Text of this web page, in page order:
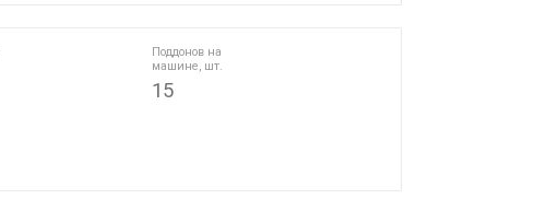
Поддонов на
машине, шт.
15